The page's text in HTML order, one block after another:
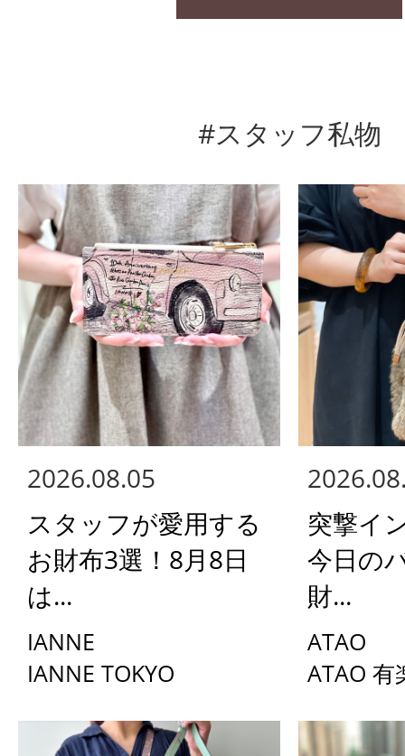
#スタッフ私物
2026.08.05
スタッフが愛用する
お財布3選！8月8日
は...
IANNE
IANNE TOKYO
突撃イ
今日の
財...
ATAO
ATAO 有